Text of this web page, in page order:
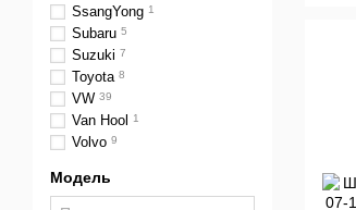
SsangYong 1
Subaru 5
Suzuki 7
Toyota 8
VW 39
Van Hool 1
Volvo 9
Модель